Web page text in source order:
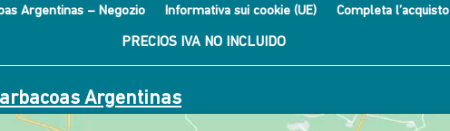
Argentinas – Negozio Informativa sui cookie (UE) Completa l’acquisto
PRECIOS IVA NO INCLUIDO
Argentinas